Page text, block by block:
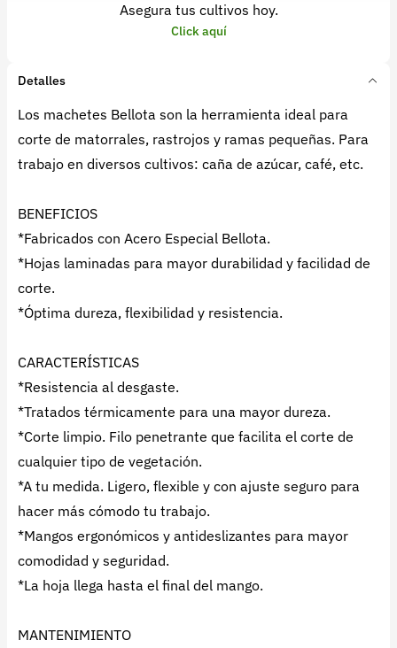
Asegura tus cultivos hoy.
Click aquí
Detalles
Los machetes Bellota son la herramienta ideal para
corte de matorrales, rastrojos y ramas pequeñas. Para
trabajo en diversos cultivos: caña de azúcar, café, etc.
BENEFICIOS
*Fabricados con Acero Especial Bellota.
*Hojas laminadas para mayor durabilidad y facilidad de
corte.
*Óptima dureza, flexibilidad y resistencia.
CARACTERÍSTICAS
*Resistencia al desgaste.
*Tratados térmicamente para una mayor dureza.
*Corte limpio. Filo penetrante que facilita el corte de
cualquier tipo de vegetación.
*A tu medida. Ligero, flexible y con ajuste seguro para
hacer más cómodo tu trabajo.
*Mangos ergonómicos y antideslizantes para mayor
comodidad y seguridad.
*La hoja llega hasta el final del mango.
MANTENIMIENTO